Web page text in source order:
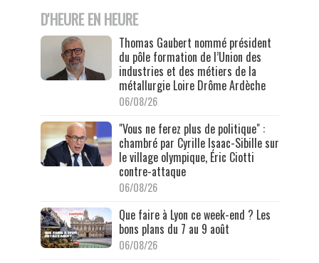
D'HEURE EN HEURE
Thomas Gaubert nommé président
du pôle formation de l’Union des
industries et des métiers de la
métallurgie Loire Drôme Ardèche
06/08/26
"Vous ne ferez plus de politique" :
chambré par Cyrille Isaac-Sibille sur
le village olympique, Éric Ciotti
contre-attaque
06/08/26
Que faire à Lyon ce week-end ? Les
bons plans du 7 au 9 août
06/08/26